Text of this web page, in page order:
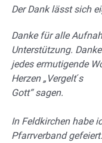
Der Dank lässt sich
Danke füralle
Unterstützung.
jedes ermutigende
Herzen „Vergelt ́s
Gott“ sagen.
In Feldkirchen habe
Pfarrverband